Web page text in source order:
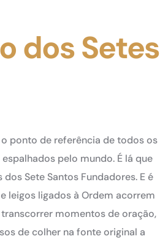
dos Setes
ponto de referência de todos os
pelo mundo. É lá que
Sete Santos Fundadores. E é
leigos ligados à Ordem acorrem
momentos de oração,
de colher na fonte original a